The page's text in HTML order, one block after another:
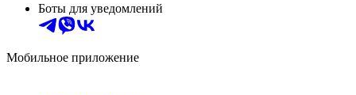
Боты для уведомлений
Мобильное приложение